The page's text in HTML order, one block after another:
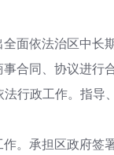
面依法治区中长
合同、协议进行
行政工作。指
。承担区政府签